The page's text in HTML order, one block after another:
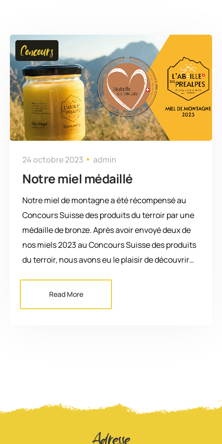
Concours
24 octobre 2023 admin
Notre miel médaillé
Notre miel de montagne a été récompensé au
Concours Suisse des produits du terroir par une
médaille de bronze. Après avoir envoyé deux de
nos miels 2023 au Concours Suisse des produits
du terroir, nous avons eu le plaisir de découvrir…
Read More
Adresse